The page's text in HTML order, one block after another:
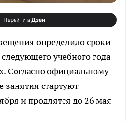
определило сроки
учебного года
Согласно официальному
стартуют
и продлятся до 26 мая